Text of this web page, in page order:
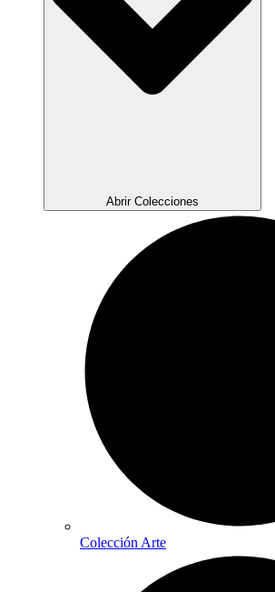
Abrir Colecciones
Colección Arte